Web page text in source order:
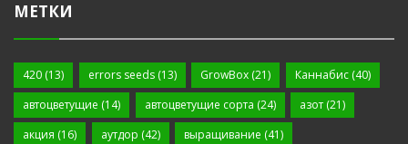
МЕТКИ
420 (13) errors seeds(13) GrowBox (21) Каннабис(40)
автоцветущие (14) автоцветущие сорта (24) азот (21)
акция (16) аутдор (42) выращивание (41)